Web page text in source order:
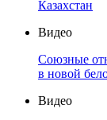
Казахстан
Видео
Союзные
в новой
Видео